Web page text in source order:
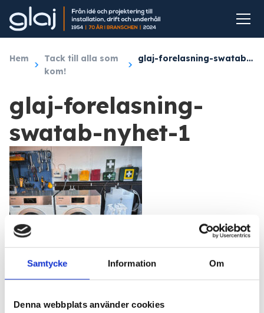
Samtycke Information Om
Denna webbplats använder cookies
Hem
Tack till alla som
kom!
glaj-forelasning-swatab-nyhet-1
glaj-forelasning-
swatab-nyhet-1